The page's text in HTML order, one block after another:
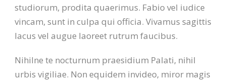
studiorum, prodita quaerimus. Fabio vel iudice
vincam, sunt in culpa qui officia. Vivamus sagittis
lacus vel augue laoreet rutrum faucibus.
Nihilne te nocturnum praesidium Palati, nihil
urbis vigiliae. Non equidem invideo, miror magis